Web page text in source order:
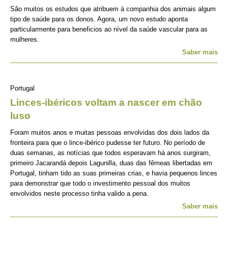
São muitos os estudos que atribuem à companhia dos animais algum
tipo de saúde para os donos. Agora, um novo estudo aponta
particularmente para beneficios ao nível da saúde vascular para as
mulheres.
Saber mais
Portugal
Linces-ibéricos voltam a nascer em chão
luso
Foram muitos anos e muitas pessoas envolvidas dos dois lados da
fronteira para que o lince-ibérico pudesse ter futuro. No período de
duas semanas, as notícias que todos esperavam há anos surgiram,
primeiro Jacarandá depois Lagunilla, duas das fêmeas libertadas em
Portugal, tinham tido as suas primeiras crias, e havia pequenos linces
para demonstrar que todo o investimento pessoal dos muitos
envolvidos neste processo tinha valido a pena.
Saber mais